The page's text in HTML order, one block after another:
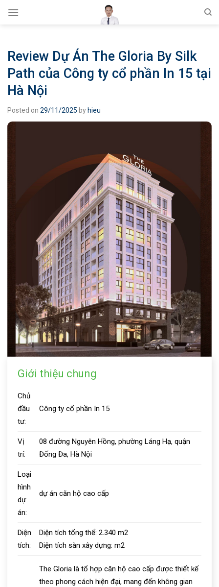
Review Dự Án The Gloria By Silk
Path của Công ty cổ phần In 15 tại
Hà Nội
Posted on 29/11/2025 byhieu
Giới thiệu chung
Chủ
đầu
tư:
Công ty cổ phần In 15
Vị
trí:
08 đường Nguyên Hồng, phường Láng Hạ, quận
Đống Đa, Hà Nội
Loại
hình
dự
án:
dự án căn hộ cao cấp
Diện
tích:
Diện tích tổng thể: 2.340 m2
Diện tích sàn xây dựng: m2
The Gloria là tổ hợp căn hộ cao cấp được thiết kế
theo phong cách hiện đại, mang đến không gian